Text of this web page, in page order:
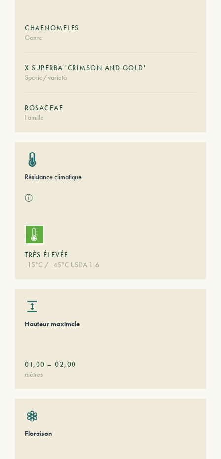
CHAENOMELES
Genre
X SUPERBA 'CRIMSON AND GOLD'
Specie/varietà
ROSACEAE
Famille
Résistance climatique
ⓘ
TRÈS ÉLEVÉE
-15°C / -45°C USDA 1-6
Hauteur maximale
01,00 – 02,00
mètres
Floraison